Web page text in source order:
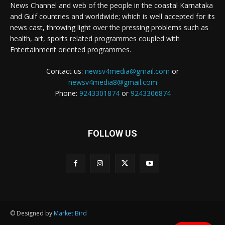
News Channel and web of the people in the coastal Karnataka
and Gulf countries and worldwide; which is well accepted for its
news cast, throwing light over the pressing problems such as
health, art, sports related programmes coupled with
Entertainment oriented programmes.
Contact us: newsv4media@gmail.com or
newsv4media8@gmail.com
Phone: 9243301874or 9243306874
FOLLOW US
© Designed by Market Bird